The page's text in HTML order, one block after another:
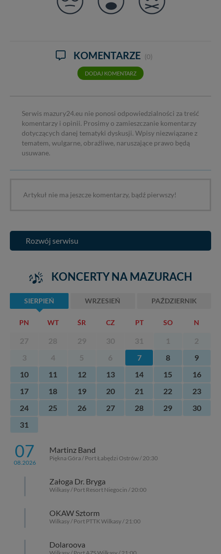
KOMENTARZE (0)
DODAJ KOMENTARZ
Serwis mazury24.eu nie ponosi odpowiedzialności za treść
komentarzy i opinii. Prosimy o zamieszczanie komentarzy
dotyczących danej tematyki dyskusji. Wpisy niezwiązane z
tematem, wulgarne, obraźliwe, naruszające prawo będą
usuwane.
Artykuł nie ma jeszcze komentarzy, bądź pierwszy!
Rozwój serwisu
KONCERTY NA MAZURACH
SIERPIEŃ WRZESIEŃ PAŹDZIERNIK
PN WT ŚR CZ PT SO N
27 28 29 30 31 1
2
3
4 5 6 7 8
9
10
11 12 13 14 15
16
17
18 19 20 21 22
23
24
25 26 27 28 29
30
31
07
08.2026
Martinz Band
Piękna Góra / Port Łabędzi Ostrów / 20:30
Załoga Dr. Bryga
Wilkasy / Port Resort Niegocin / 20:00
OKAW Sztorm
Wilkasy / Port PTTK Wilkasy / 21:00
Dolaroova